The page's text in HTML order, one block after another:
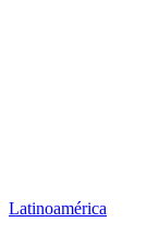
Latinoamérica